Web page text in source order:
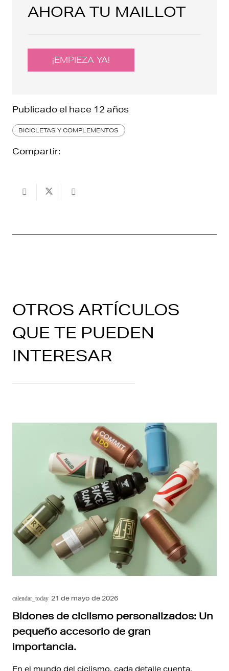
AHORA TU MAILLOT
¡EMPIEZA YA!
Publicado el hace 12 años
BICICLETAS Y COMPLEMENTOS
Compartir:
OTROS ARTÍCULOS
QUE TE PUEDEN
INTERESAR
calendar_today 21 de mayo de 2026
Bidones de ciclismo personalizados: Un
pequeño accesorio de gran
importancia.
En el mundo del ciclismo, cada detalle cuenta.